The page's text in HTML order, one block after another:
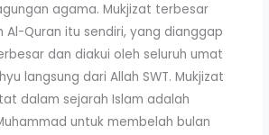
agama. Mukjizat terbesar
Al-Quran itu sendiri, yang dianggap
dan diakui oleh seluruh umat
langsung dari Allah SWT. Mukjizat
dalam sejarah Islam adalah
untuk membelah bulan